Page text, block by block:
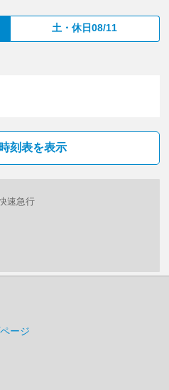
土・休日08/11
刻表を表示
速急行
ージ